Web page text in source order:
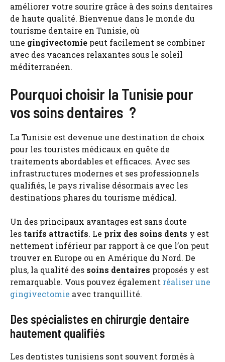
améliorer votre sourire grâce à des soins dentaires
de haute qualité. Bienvenue dans le monde du
tourisme dentaire en Tunisie, où
une gingivectomie peut facilement se combiner
avec des vacances relaxantes sous le soleil
méditerranéen.
Pourquoi choisir la Tunisie pour
vos soins dentaires ?
La Tunisie est devenue une destination de choix
pour les touristes médicaux en quête de
traitements abordables et efficaces. Avec ses
infrastructures modernes et ses professionnels
qualifiés, le pays rivalise désormais avec les
destinations phares du tourisme médical.
Un des principaux avantages est sans doute
les tarifs attractifs. Le prix des soins dents y est
nettement inférieur par rapport à ce que l’on peut
trouver en Europe ou en Amérique du Nord. De
plus, la qualité des soins dentaires proposés y est
remarquable. Vous pouvez également réaliser une
gingivectomie avec tranquillité.
Des spécialistes en chirurgie dentaire
hautement qualifiés
Les dentistes tunisiens sont souvent formés à